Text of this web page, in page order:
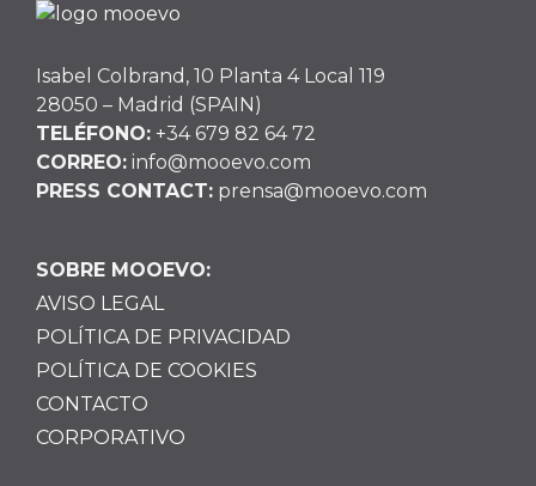
Isabel Colbrand, 10 Planta 4 Local 119
28050 – Madrid (SPAIN)
TELÉFONO: +34 679 82 64 72
CORREO: info@mooevo.com
PRESS CONTACT: prensa@mooevo.com
SOBRE MOOEVO:
AVISO LEGAL
POLÍTICA DE PRIVACIDAD
POLÍTICA DE COOKIES
CONTACTO
CORPORATIVO